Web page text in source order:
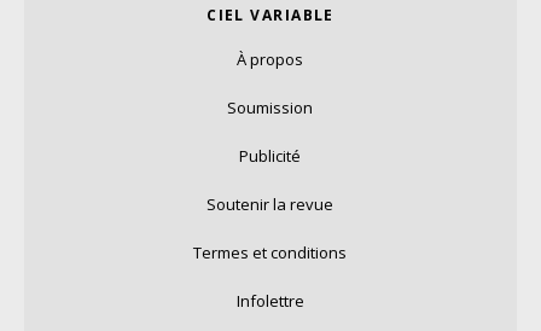
CIEL VARIABLE
À propos
Soumission
Publicité
Soutenir la revue
Termes et conditions
Infolettre